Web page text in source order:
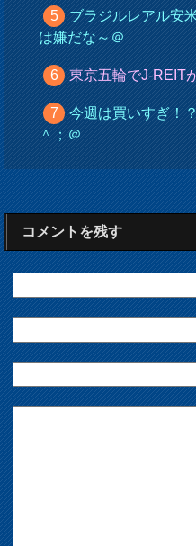
ブラジルレアル安
は嫌だな～＠
東京五輪でJ-REIT
今週は買いすぎ！
＾；＠
コメントを残す